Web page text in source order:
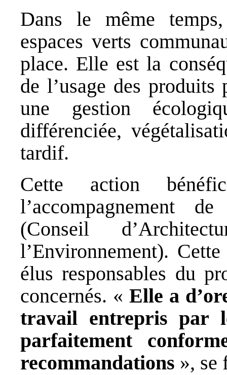
Dans le même
espaces verts
place. Elle est la
de l’usage des produits
une gestion
différenciée,
tardif.
Cette action
l’accompagnement
(Conseil
l’Environnement).
élus responsables du
concernés. « Elle a
travail entrepris par
parfaitement
recommandations », se